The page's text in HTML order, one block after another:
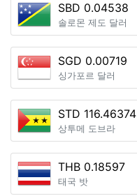
SBD 0.04538
솔로몬 제도 달러
SGD 0.00719
싱가포르 달러
STD 116.46374
상투메 도브라
THB 0.18597
태국 밧